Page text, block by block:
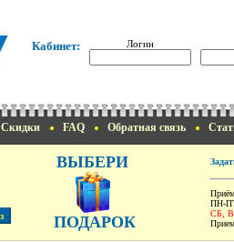
Кабинет: Логин
Скидки FAQ Обратная связь
ВЫБЕРИ
ПОДАРОК
ПН-
СБ,